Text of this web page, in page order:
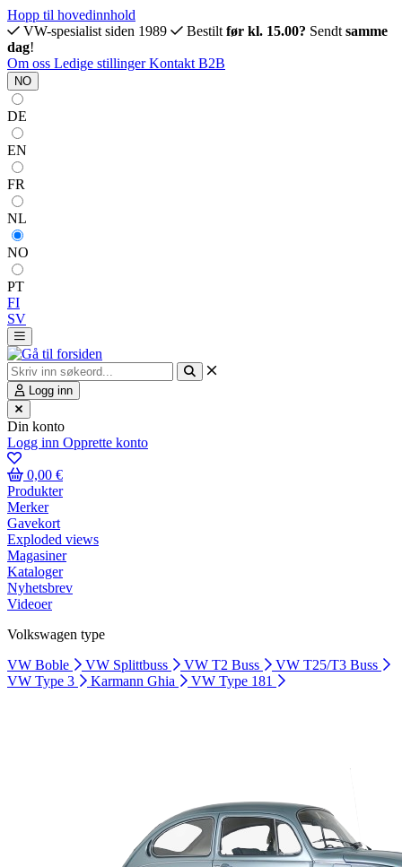
Hopp til hovedinnhold
VW-spesialist siden 1989
Bestilt før kl. 15.00? Sendt samme
dag!
Om oss Ledige stillingerKontakt B2B
NO
DE
EN
FR
NL
NO
PT
FI
SV
Logg inn
Din konto
Logg inn Opprette konto
0,00 €
Produkter
Merker
Gavekort
Exploded views
Magasiner
Kataloger
Nyhetsbrev
Videoer
Volkswagen type
VW Boble
VW Splittbuss VW T2 Buss
VW T25/T3 Buss
VW Type 3
Karmann Ghia VW Type 181